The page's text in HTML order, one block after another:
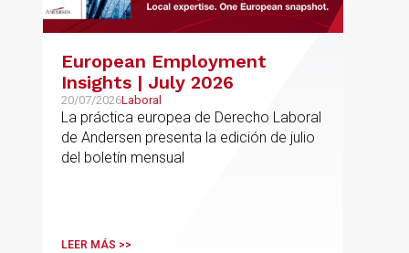
European Employment
Insights | July 2026
20/07/2026Laboral
La práctica europea de Derecho Laboral
de Andersen presenta la edición de julio
del boletín mensual
LEER MÁS >>